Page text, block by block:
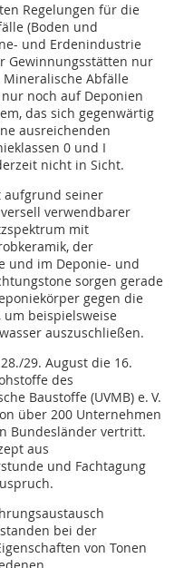
Regelungen für die
(Boden und
und Erdenindustrie
Gewinnungsstätten nur
Abfälle
noch auf Deponien
das sich gegenwärtig
ausreichenden
0 und I
nicht in Sicht.
aufgrund seiner
verwendbarer
mit
der
und im Deponie- und
sorgen gerade
gegen die
beispielsweise
auszuschließen.
29. August die 16.
des
Baustoffe (UVMB) e. V.
über 200 Unternehmen
Bundesländer vertritt.
aus
und Fachtagung
bei der
von Tonen